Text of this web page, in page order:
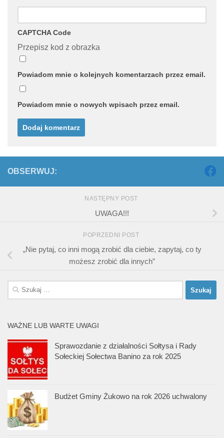
CAPTCHA Code
Przepisz kod z obrazka
Powiadom mnie o kolejnych komentarzach przez email.
Powiadom mnie o nowych wpisach przez email.
OBSERWUJ:
NASTĘPNY POST
UWAGA!!!
POPRZEDNI POST
„Nie pytaj, co inni mogą zrobić dla ciebie, zapytaj, co ty
możesz zrobić dla innych”
Szukaj:
WAŻNE LUB WARTE UWAGI
Sprawozdanie z działalności Sołtysa i Rady
Sołeckiej Sołectwa Banino za rok 2025
Budżet Gminy Żukowo na rok 2026 uchwalony